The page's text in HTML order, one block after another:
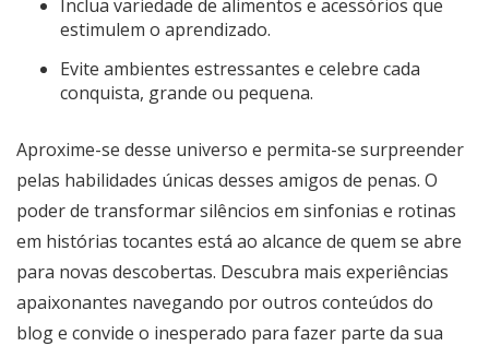
Inclua variedade de alimentos e acessórios que
estimulem o aprendizado.
Evite ambientes estressantes e celebre cada
conquista, grande ou pequena.
Aproxime-se desse universo e permita-se surpreender
pelas habilidades únicas desses amigos de penas. O
poder de transformar silêncios em sinfonias e rotinas
em histórias tocantes está ao alcance de quem se abre
para novas descobertas. Descubra mais experiências
apaixonantes navegando por outros conteúdos do
blog e convide o inesperado para fazer parte da sua